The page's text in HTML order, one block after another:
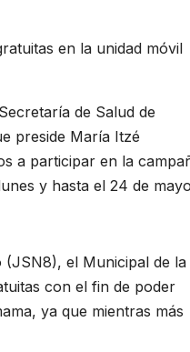
en la unidad móvil
de Salud de
preside María Itzé
a participar en la
y hasta el 24 de
(JSN8), el Municipal de la
con el fin de poder
ya que mientras más